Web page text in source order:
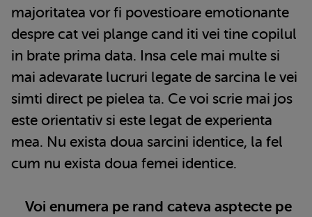
majoritatea vor fi povestioare emotionante
despre cat vei plange cand iti vei tine copilul
in brate prima data. Insa cele mai multe si
mai adevarate lucruri legate de sarcina le vei
simti direct pe pielea ta. Ce voi scrie mai jos
este orientativ si este legat de experienta
mea. Nu exista doua sarcini identice, la fel
cum nu exista doua femei identice.
Voi enumera pe rand cateva asptecte pe